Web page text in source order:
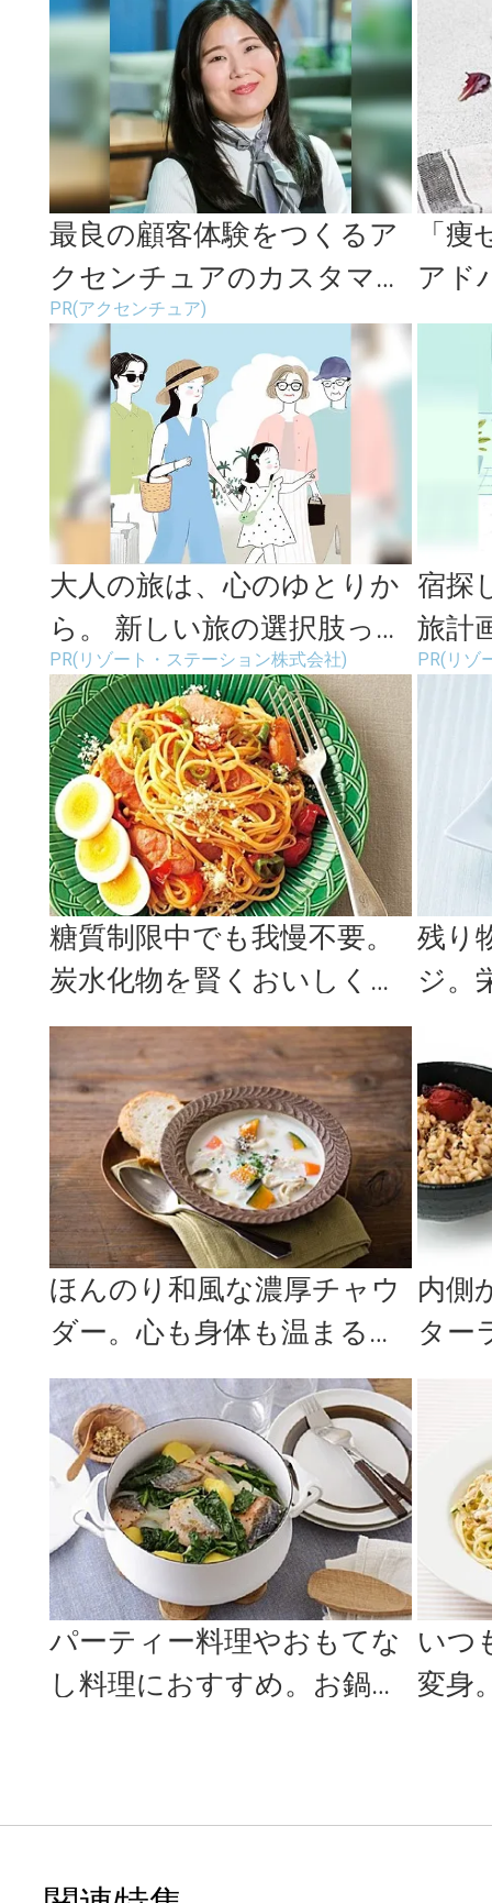
最良の顧客体験をつくるア
クセンチュアのカスタマー
フロント領域
PR(アクセンチュア)
「
アド
せ方
大人の旅は、心のゆとりか
ら。 新しい旅の選択肢っ
て？
PR(リゾート・ステーション株式会社)
宿探
旅計
魅力
PR(リゾ
糖質制限中でも我慢不要。
炭水化物を賢くおいしくか
さ増しできる『わがまま糖
質オフB...
残り
ジ。
ダそ
ほんのり和風な濃厚チャウ
ダー。心も身体も温まる
「豆乳白味噌チャウダー」
のレシピ
内側
ター
パーティー料理やおもてな
し料理におすすめ。お鍋一
いつ
変身